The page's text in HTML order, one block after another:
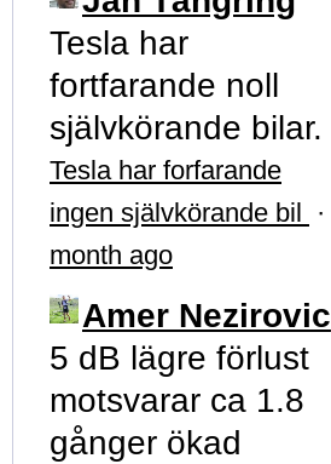
Tesla har
fortfarande noll
självkörande bilar.
Tesla har forfarande
ingen självkörande bil ·
month ago
Amer Nezirovic
5 dB lägre förlust
motsvarar ca 1.8
gånger ökad